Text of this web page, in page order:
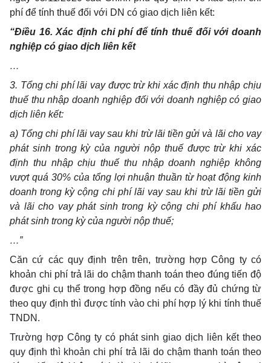
phí để tính thuế đối với DN có giao dịch liên kết:
“Điều 16. Xác định chi phí để tính thuế đối với doanh
nghiệp có giao dịch liên kết
…
3. Tổng chi phí lãi vay được trừ khi xác định thu nhập chịu
thuế thu nhập doanh nghiệp đối với doanh nghiệp có giao
dịch liên kết:
a) Tổng chi phí lãi vay sau khi trừ lãi tiền gửi và lãi cho vay
phát sinh trong kỳ của người nộp thuế được trừ khi xác
định thu nhập chịu thuế thu nhập doanh nghiệp không
vượt quá 30% của tổng lợi nhuận thuần từ hoạt động kinh
doanh trong kỳ cộng chi phí lãi vay sau khi trừ lãi tiền gửi
và lãi cho vay phát sinh trong kỳ cộng chi phí khấu hao
phát sinh trong kỳ của người nộp thuế;
…”
Căn cứ các quy định trên trên, trường hợp Công ty có
khoản chi phí trả lãi do chậm thanh toán theo đúng tiến độ
được ghi cụ thể trong hợp đồng nếu có đầy đủ chứng từ
theo quy định thì được tính vào chi phí hợp lý khi tính thuế
TNDN.
Trường hợp Công ty có phát sinh giao dịch liên kết theo
quy định thì khoảnchi phí trả lãi do chậm thanh toán theo